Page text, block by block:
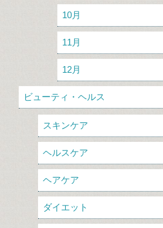
10月
11月
12月
ビューティ・ヘルス
スキンケア
ヘルスケア
ヘアケア
ダイエット